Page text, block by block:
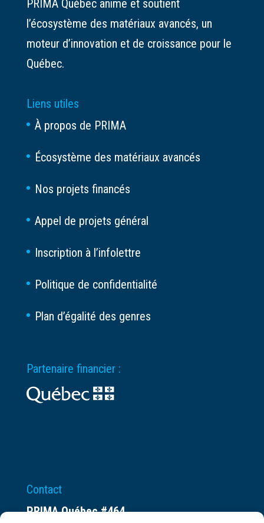
PRIMA Québec anime et soutient
l’écosystème des matériaux avancés, un
moteur d’innovation et de croissance pour le
Québec.
Liens utiles
À propos de PRIMA
Écosystème des matériaux avancés
Nos projets financés
Appel de projets général
Inscription à l’infolettre
Politique de confidentialité
Plan d’égalité des genres
Partenaire financier :
Contact
PRIMA Québec #464